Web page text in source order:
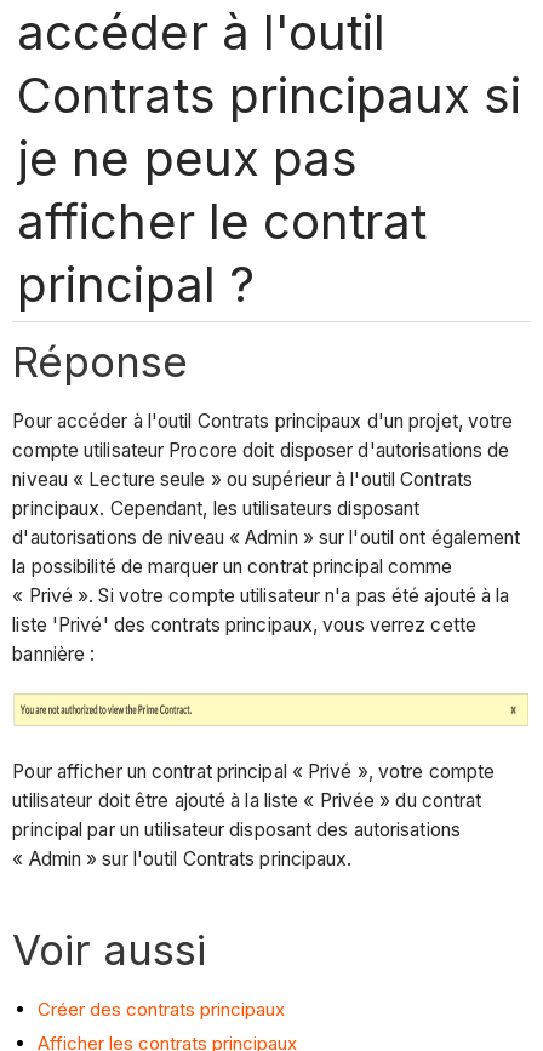
accéder à l'outil
Contrats principaux si
je ne peux pas
afficher le contrat
principal ?
Réponse
Pour accéder à l'outil Contrats principaux d'un projet, votre
compte utilisateur Procore doit disposer d'autorisations de
niveau « Lecture seule » ou supérieur à l'outil Contrats
principaux. Cependant, les utilisateurs disposant
d'autorisations de niveau « Admin » sur l'outil ont également
la possibilité de marquer un contrat principal comme
« Privé ». Si votre compte utilisateur n'a pas été ajouté à la
liste 'Privé' des contrats principaux, vous verrez cette
bannière :
Pour afficher un contrat principal « Privé », votre compte
utilisateur doit être ajouté à la liste « Privée » du contrat
principal par un utilisateur disposant des autorisations
« Admin » sur l'outil Contrats principaux.
Voir aussi
Créer des contrats principaux
Afficher les contrats principaux